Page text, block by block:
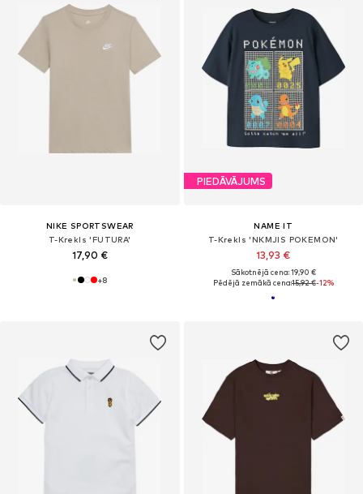
NIKE SPORTSWEAR
T-Krekls 'FUTURA'
17,90 €
+8
PIEDĀVĀJUMS
NAME IT
T-Krekls 'NKMJIS POKEMON'
13,93 €
Sākotnējā cena: 19,90 €
Pēdējā zemākā cena:15,92 €-12%